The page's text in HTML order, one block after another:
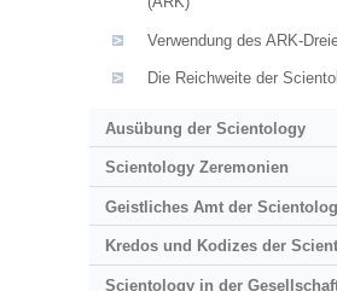
Verwendung des ARK-
Die Reichweite der
Ausübung der Scientology
Scientology Zeremonien
Geistliches Amt der
Kredos und Kodizes der
Scientology in der